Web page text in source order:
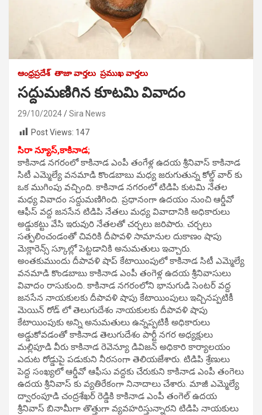
ఆంధ్రప్రదేశ్ తాజా వార్తలు ప్రముఖ వార్తలు
సద్దుమణిగిన కూటమి వివాదం
29/10/2024
Sira News
Post Views: 147
సిరా న్యూస్,కాకినాడ;
కాకినాడ నగరంలో కాకినాడ ఎంపీ తంగేళ్ల ఉదయ శ్రీనివాస్ కాకినాడ
సిటీ ఎమ్మెల్యే వనమాడి కొండబాబు మధ్య జరుగుతున్న కోల్డ్ వార్ కు
ఒక ముగింపు వచ్చింది. కాకినాడ నగరంలో టిడిపి కుటమి నేతల
మధ్య వివాదం సద్దుమణిగింది. ప్రధానంగా ఉదయం నుంచి ఆర్డీవో
ఆఫీస్ వద్ద జనసేన టిడిపి నేతలు మధ్య వివాదానికి అధికారులు
అడ్డుకట్టు వేసి ఇరువురి నేతలతో చర్చలు జరిపారు. చర్చలు
సత్ఫలించండంతో చివరికి దీపావళి సామానుల దుకాణం షాపు
మెక్లారెన్స్ స్కూల్లో పెట్టడానికి అనుమతులు ఇచ్చారు.
అంతకుముందు దీపావళి షాప్ కేటాయింపులో కాకినాడ సిటీ ఎమ్మెల్యే
వనమాడి కొండబాబు కాకినాడ ఎంపీ తంగెళ్ల ఉదయ శ్రీనివాసులు
వివాదం రాసుకుంది. కాకినాడ నగరంలోని భానుగుడి సెంటర్ వద్ద
జనసేన నాయకులకు దీపావళి షాపు కేటాయింపులు ఇచ్చినప్పటికీ
మెయిన్ రోడ్ లో తెలుగుదేశం నాయకులకు దీపావళి షాపు
కేటాయింపుకు అన్ని అనుమతులు ఉన్నప్పటికీ అధికారులు
అడ్డుకోవడంతో కాకినాడ తెలుగుదేశం పార్టీ నగర అధ్యక్షులు
మల్లిపూడి వీరు కాకినాడ రెవెన్యూ డివిజన్ అధికారి కార్యాలయం
ఎదుట రోడ్డుపై పడుకుని నీరసంగా తెలియజేశారు. టిడిపి శ్రేణులు
పెద్ద సంఖ్యలో ఆర్డీవో ఆఫీసు వద్దకు చేరుకుని కాకినాడ ఎంపీ తంగెలు
ఉదయ శ్రీనివాస్ కు వ్యతిరేకంగా నినాదాలు చేశారు. మాజీ ఎమ్మెల్యే
ద్వారంపూడి చంద్రశేఖర్ రెడ్డికి కాకినాడ ఎంపీ తంగెల్ ఉదయ
శ్రీనివాస్ బినామీగా తొత్తుగా వ్యవహరిస్తున్నారని టిడిపి నాయకులు